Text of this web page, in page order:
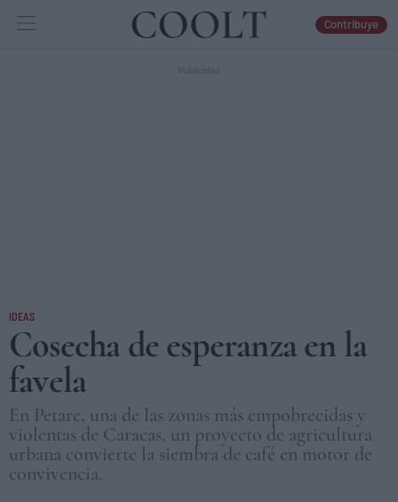
IDEAS
Contribuye
IDEAS
Cosecha de esperanza en la
favela
En Petare, una de las zonas más empobrecidas y
violentas de Caracas, un proyecto de agricultura
urbana convierte la siembra de café en motor de
convivencia.